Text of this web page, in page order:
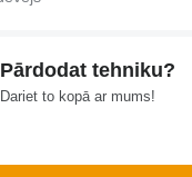
Pārdodat tehniku?
Dariet to kopā ar mums!